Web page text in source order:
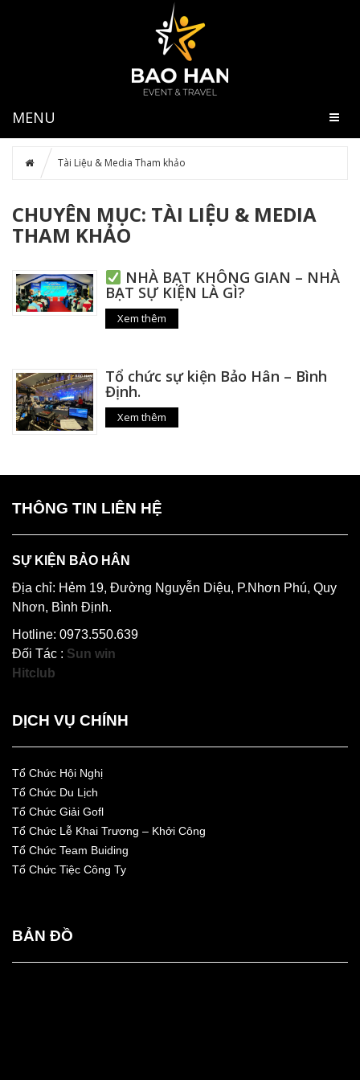
MENU
Tài Liệu & Media Tham khảo
CHUYÊN MỤC: TÀI LIỆU & MEDIA
THAM KHẢO
NHÀ BẠT KHÔNG GIAN – NHÀ
BẠT SỰ KIỆN LÀ GÌ?
Xem thêm
Tổ chức sự kiện Bảo Hân – Bình
Định.
Xem thêm
THÔNG TIN LIÊN HỆ
SỰ KIỆN BẢO HÂN
Địa chỉ: Hẻm 19, Đường Nguyễn Diệu, P.Nhơn Phú, Quy
Nhơn, Bình Định.
Hotline: 0973.550.639
Đối Tác : Sun win
Hitclub
DỊCH VỤ CHÍNH
Tổ Chức Hội Nghị
Tổ Chức Du Lịch
Tổ Chức Giải Gofl
Tổ Chức Lễ Khai Trương – Khởi Công
Tổ Chức Team Buiding
Tổ Chức Tiệc Công Ty
BẢN ĐỒ